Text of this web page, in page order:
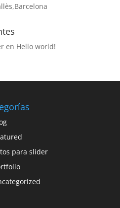
en Hello world!
para slider